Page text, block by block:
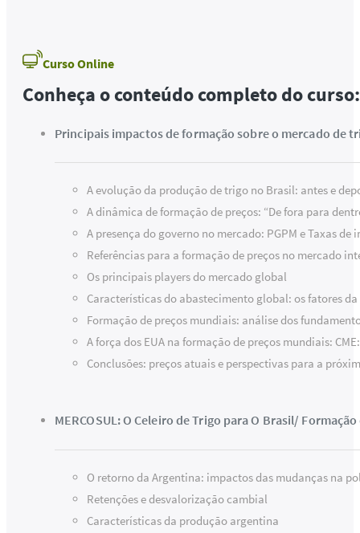
Curso Online
Conheça o conteúdo completo do curso:
Principais impactos de formação sobre o mercado de
A evolução da produção de trigo no Brasil: antes e
A dinâmica de formação de preços: “De fora para
A presença do governo no mercado: PGPM e Taxas de
Referências para a formação de preços no mercado
Os principais players do mercado global
Características do abastecimento global: os fatores
Formação de preços mundiais: análise dos
A força dos EUA na formação de preços mundiais:
Conclusões: preços atuais e perspectivas para a
MERCOSUL: O Celeiro de Trigo para O Brasil/
O retorno da Argentina: impactos das mudanças na
Retenções e desvalorização cambial
Características da produção argentina